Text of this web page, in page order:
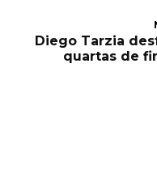
Diego Tarzia
quartas de